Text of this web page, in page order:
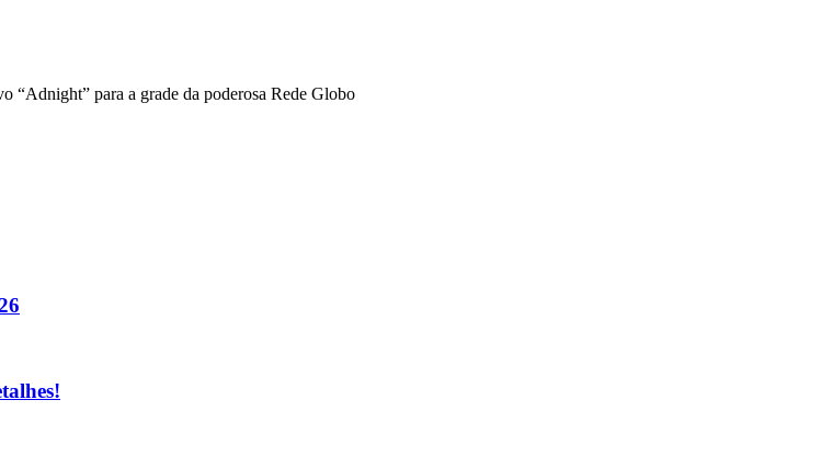
“Adnight” para a grade da poderosa Rede Globo